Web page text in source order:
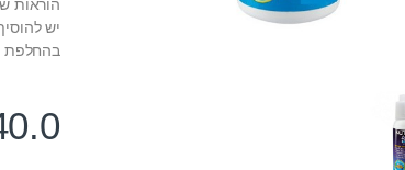
הוראות
יש להוסיף 5 מ”ל אקווה פלוס על כל 40 ליטר מים במקרים
בהחלפת